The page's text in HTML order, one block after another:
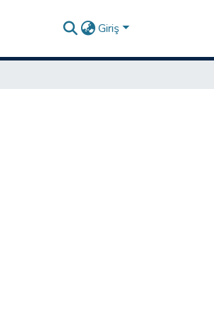
Giriş